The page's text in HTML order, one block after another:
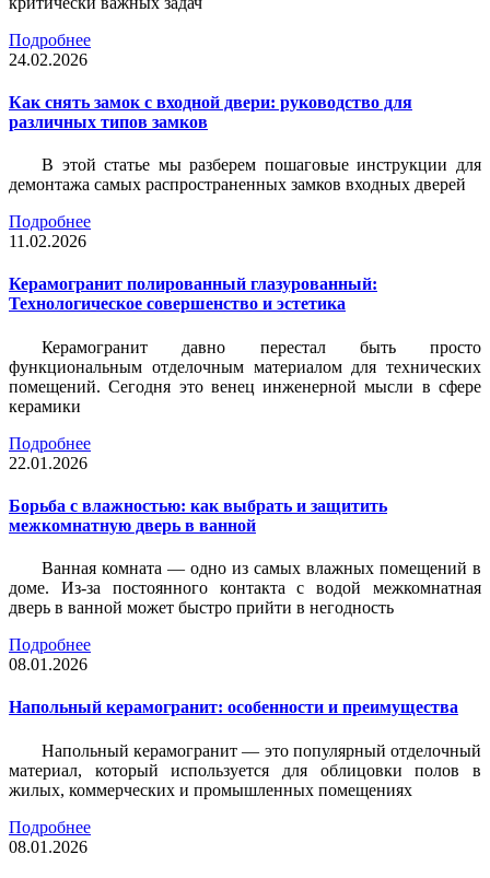
Подробнее
24.02.2026
Как снять замок с входной двери: руководство для
различных типов замков
В этой статье мы разберем пошаговые инструкции для
демонтажа самых распространенных замков входных дверей
Подробнее
11.02.2026
Керамогранит полированный глазурованный:
Технологическое совершенство и эстетика
Керамогранит давно перестал быть просто
функциональным отделочным материалом для технических
помещений. Сегодня это венец инженерной мысли в сфере
керамики
Подробнее
22.01.2026
Борьба с влажностью: как выбрать и защитить
межкомнатную дверь в ванной
Ванная комната — одно из самых влажных помещений в
доме. Из-за постоянного контакта с водой межкомнатная
дверь в ванной может быстро прийти в негодность
Подробнее
08.01.2026
Напольный керамогранит: особенности и преимущества
Напольный керамогранит — это популярный отделочный
материал, который используется для облицовки полов в
жилых, коммерческих и промышленных помещениях
Подробнее
08.01.2026